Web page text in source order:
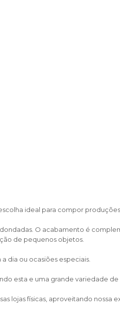
ideal para compor
O acabamento é
de pequenos objetos.
dia ou ocasiões especiais.
esta e uma grande variedade
lojas físicas, aproveitando